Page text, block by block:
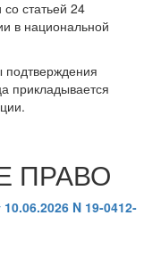
со статьей 24
в национальной
прикладывается
ПРАВО
N 19-0412-